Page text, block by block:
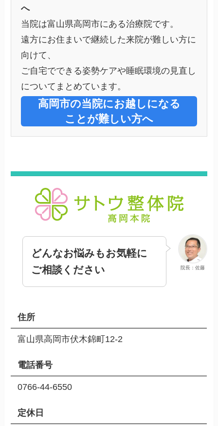
へ
当院は富山県高岡市にある治療院です。
遠方にお住まいで継続した来院が難しい方に
向けて、
ご自宅でできる姿勢ケアや睡眠環境の見直し
についてまとめています。
高岡市の当院にお越しになる
ことが難しい方へ
院長：佐藤
どんなお悩みもお気軽に
ご相談ください
住所
富山県高岡市伏木錦町12-2
電話番号
0766-44-6550
定休日